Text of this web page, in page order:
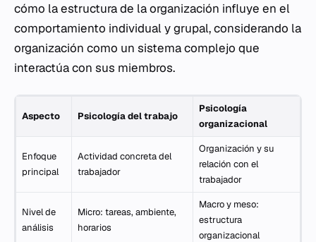
cómo la estructura de la organización influye en el
comportamiento individual y grupal, considerando la
organización como un sistema complejo que
interactúa con sus miembros.
Aspecto Psicología del trabajo
Psicología
organizacional
Enfoque
principal
Actividad concreta del
trabajador
Organización y su
relación con el
trabajador
Nivel de
análisis
Micro: tareas, ambiente,
horarios
Macro y meso:
estructura
organizacional